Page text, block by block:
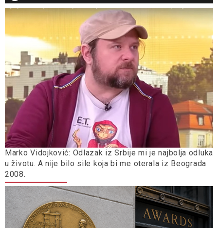
Marko Vidojković: Odlazak iz Srbije mi je najbolja odluka
u životu. A nije bilo sile koja bi me oterala iz Beograda
2008.